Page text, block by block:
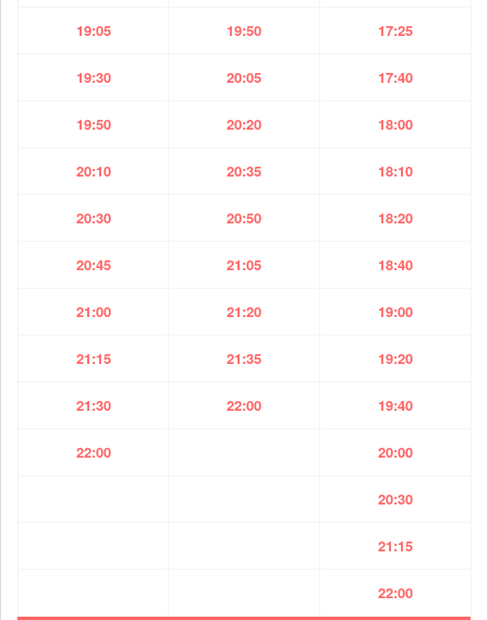
19:05 19:50 17:25
19:30 20:05 17:40
19:50 20:20 18:00
20:10 20:35 18:10
20:30 20:50 18:20
20:45 21:05 18:40
21:00 21:20 19:00
21:15 21:35 19:20
21:30 22:00 19:40
22:00 20:00
20:30
21:15
22:00